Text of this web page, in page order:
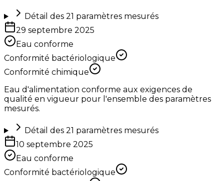
Détail des 21 paramètres mesurés
29 septembre 2025
Eau conforme
Conformité bactériologique
Conformité chimique
Eau d'alimentation conforme aux exigences de
qualité en vigueur pour l'ensemble des paramètres
mesurés.
Détail des 21 paramètres mesurés
10 septembre 2025
Eau conforme
Conformité bactériologique